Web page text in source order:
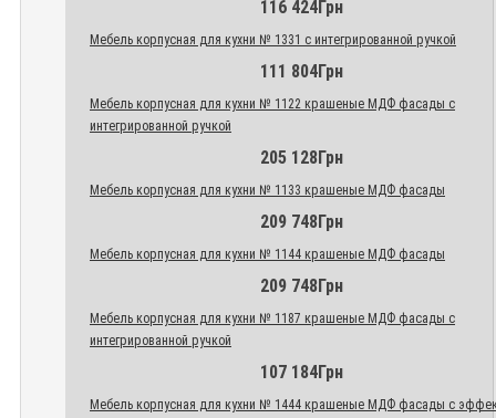
116 424Грн
Мебель корпусная для кухни № 1331 с интегрированной ручкой
111 804Грн
Мебель корпусная для кухни № 1122 крашеные МДФ фасады с
интегрированной ручкой
205 128Грн
Мебель корпусная для кухни № 1133 крашеные МДФ фасады
209 748Грн
Мебель корпусная для кухни № 1144 крашеные МДФ фасады
209 748Грн
Мебель корпусная для кухни № 1187 крашеные МДФ фасады с
интегрированной ручкой
107 184Грн
Мебель корпусная для кухни № 1444 крашеные МДФ фасады с